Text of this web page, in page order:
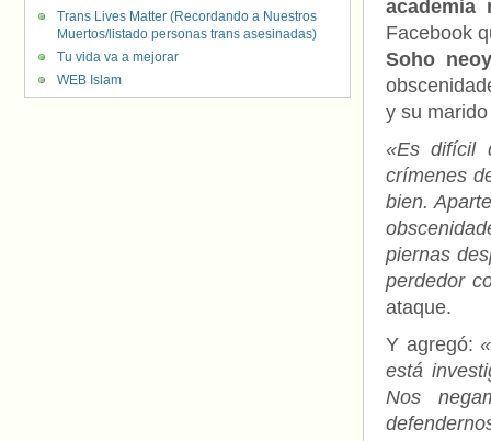
academia
Facebook
Soho
y su
«Es difícil
crímenes
bien.
piernas
perdedor
ataque.
Y agregó:
está
Nos
Trans Lives Matter (Recordando a Nuestros
Muertos/listado personas trans asesinadas)
Tu vida va a mejorar
WEB Islam